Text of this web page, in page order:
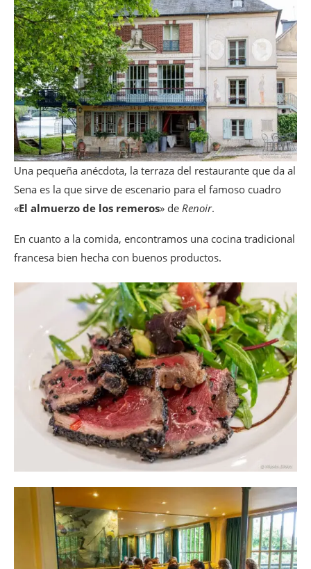
Una pequeña anécdota, la terraza del restaurante que da al
Sena es la que sirve de escenario para el famoso cuadro
«El almuerzo de los remeros» de Renoir.
En cuanto a la comida, encontramos una cocina tradicional
francesa bien hecha con buenos productos.